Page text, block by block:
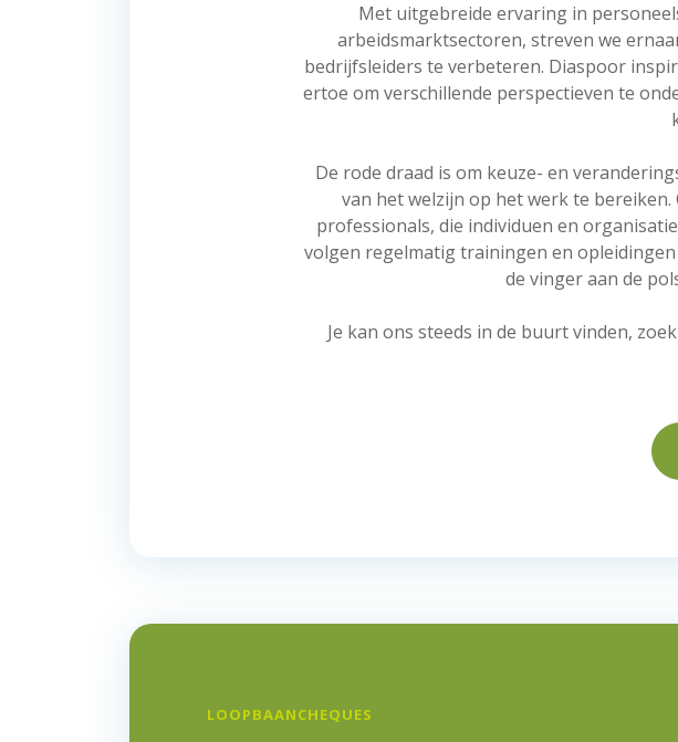
Met uitgebreide ervaring in
arbeidsmarktsectoren, streven we
bedrijfsleiders te verbeteren. Diaspoor
ertoe om verschillende perspectieven te
De rode draad is om keuze- en
van het welzijn op het werk te
professionals, die individuen en
volgen regelmatig trainingen en
de vinger aan de
Je kan ons steeds in de buurt vinden,
LOOPBAANCHEQUES